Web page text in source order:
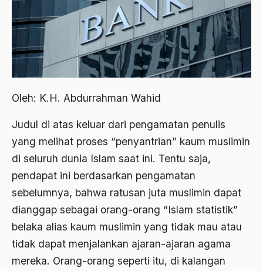
Oleh: K.H. Abdurrahman Wahid
Judul di atas keluar dari pengamatan penulis
yang melihat proses “penyantrian” kaum muslimin
di seluruh dunia Islam saat ini. Tentu saja,
pendapat ini berdasarkan pengamatan
sebelumnya, bahwa ratusan juta muslimin dapat
dianggap sebagai orang-orang “Islam statistik”
belaka alias kaum muslimin yang tidak mau atau
tidak dapat menjalankan ajaran-ajaran agama
mereka. Orang-orang seperti itu, di kalangan
2016
2015
2014
2013
2012
2011
2010
2009
2008
2007
2006
Aal Usul Teroris
Abad 21
Abad Modern
Abd. Moqsith Ghazali
Abdi Masyarakat
abdul wahid hasyim
Abdullah Badawi
Abdullah Sungkar
Abdullah Syafi'i
abdurrahman wahid